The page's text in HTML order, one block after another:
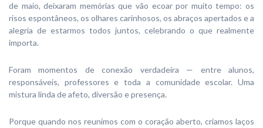
de maio, deixaram memórias que vão ecoar por muito tempo: os
risos espontâneos, os olhares carinhosos, os abraços apertados e a
alegria de estarmos todos juntos, celebrando o que realmente
importa.
Foram momentos de conexão verdadeira — entre alunos,
responsáveis, professores e toda a comunidade escolar. Uma
mistura linda de afeto, diversão e presença.
Porque quando nos reunimos com o coração aberto, criamos laços